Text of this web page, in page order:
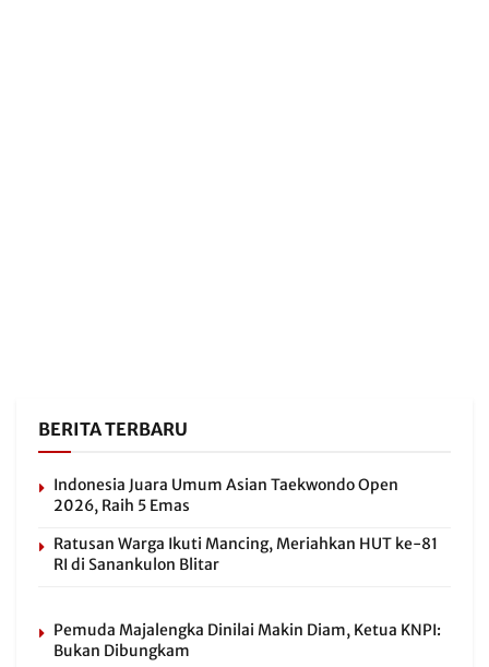
BERITA TERBARU
Indonesia Juara Umum Asian Taekwondo Open
2026, Raih 5 Emas
Ratusan Warga Ikuti Mancing, Meriahkan HUT ke-81
RI di Sanankulon Blitar
Pemuda Majalengka Dinilai Makin Diam, Ketua KNPI:
Bukan Dibungkam